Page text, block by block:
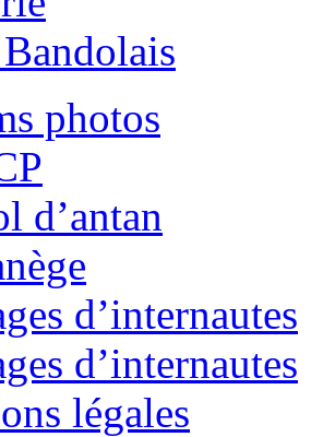
photos
d’antan
d’internautes
d’internautes
légales